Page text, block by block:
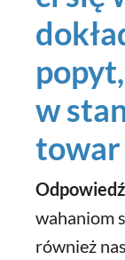
w
towar
wahaniom
również